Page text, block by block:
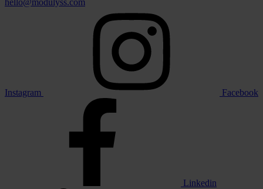
hello@modulyss.com
Instagram Facebook
Linkedin